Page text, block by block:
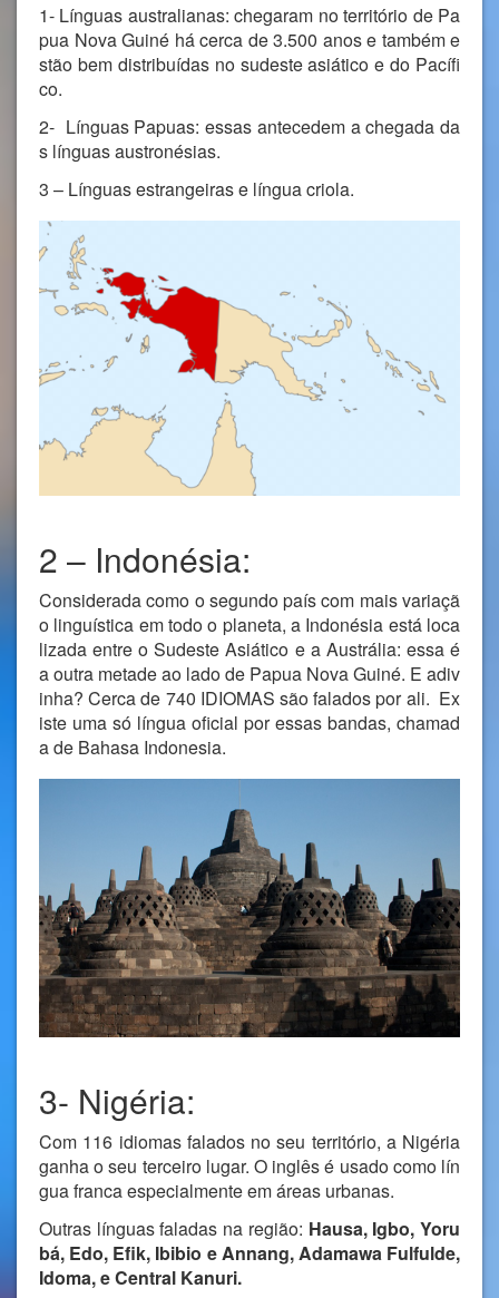
1- Línguas australianas: chegaram no território de Pa
pua Nova Guiné há cerca de 3.500 anos e também e
stão bem distribuídas no sudeste asiático e do Pacífi
co.
2- Línguas Papuas: essas antecedem a chegada da
s línguas austronésias.
3 – Línguas estrangeiras e língua criola.
2 – Indonésia:
Considerada como o segundo país com mais variaçã
o linguística em todo o planeta, a Indonésia está loca
lizada entre o Sudeste Asiático e a Austrália: essa é
a outra metade ao lado de Papua Nova Guiné. E adiv
inha? Cerca de 740 IDIOMAS são falados por ali. Ex
iste uma só língua oficial por essas bandas, chamad
a de Bahasa Indonesia.
3- Nigéria:
Com 116 idiomas falados no seu território, a Nigéria
ganha o seu terceiro lugar. O inglês é usado como lín
gua franca especialmente em áreas urbanas.
Outras línguas faladas na região: Hausa, Igbo, Yoru
bá, Edo, Efik, Ibibio e Annang, Adamawa Fulfulde,
Idoma, e Central Kanuri.